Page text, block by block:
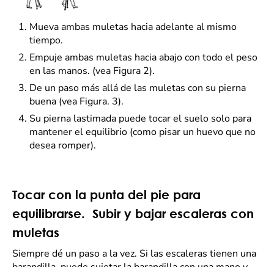
Mueva ambas muletas hacia adelante al mismo
tiempo.
Empuje ambas muletas hacia abajo con todo el peso
en las manos. (vea Figura 2).
De un paso más allá de las muletas con su pierna
buena (vea Figura. 3).
Su pierna lastimada puede tocar el suelo solo para
mantener el equilibrio (como pisar un huevo que no
desea romper).
Tocar con la punta del pie para
equilibrarse. Subir y bajar escaleras con
muletas
Siempre dé un paso a la vez. Si las escaleras tienen una